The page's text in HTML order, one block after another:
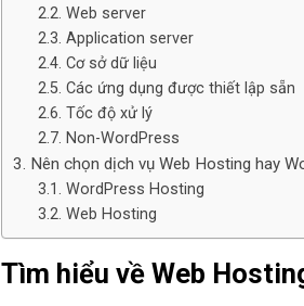
Web server
Application server
Cơ sở dữ liệu
Các ứng dụng được thiết lập sẵn
Tốc độ xử lý
Non-WordPress
Nên chọn dịch vụ Web Hosting hay
WordPress Hosting
Web Hosting
Tìm hiểu về Web